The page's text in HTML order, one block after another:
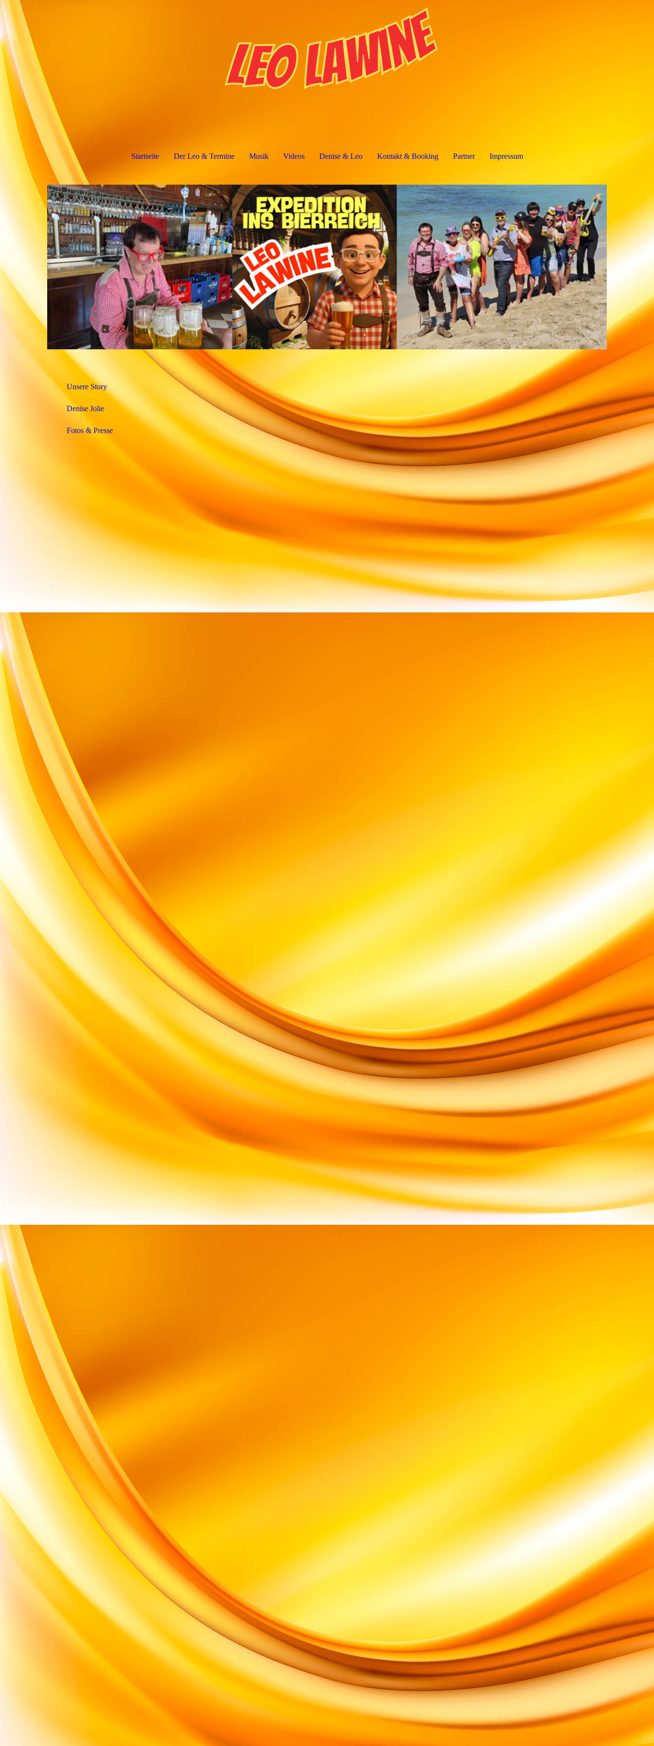
Startseite Der Leo & Termine Musik Videos Denise & Leo Kontakt & Booking Partner Impressum
Unsere Story
Denise Jolie
Fotos & Presse